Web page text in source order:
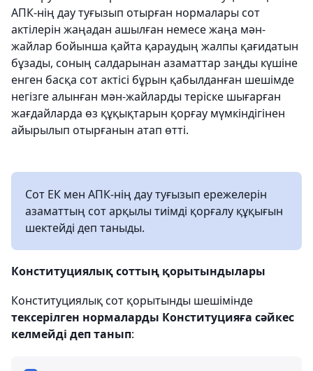
АПК-нің дау туғызып отырған нормалары сот
актілерін жаңадан ашылған немесе жаңа мән-
жайлар бойынша қайта қараудың жалпы қағидатын
бұзады, соның салдарынан азаматтар заңды күшіне
енген басқа сот актісі бұрын қабылданған шешімде
негізге алынған мән-жайларды теріске шығарған
жағдайларда өз құқықтарын қорғау мүмкіндігінен
айырылып отырғанын атап өтті.
Сот ЕК мен АПК-нің дау туғызып ережелерін
азаматтың сот арқылы тиімді қорғалу құқығын
шектейді деп таныды.
Конституциялық соттың қорытындылары
Конституциялық сот қорытынды шешімінде
тексерілген нормаларды Конституцияға сәйкес
келмейді деп танып: